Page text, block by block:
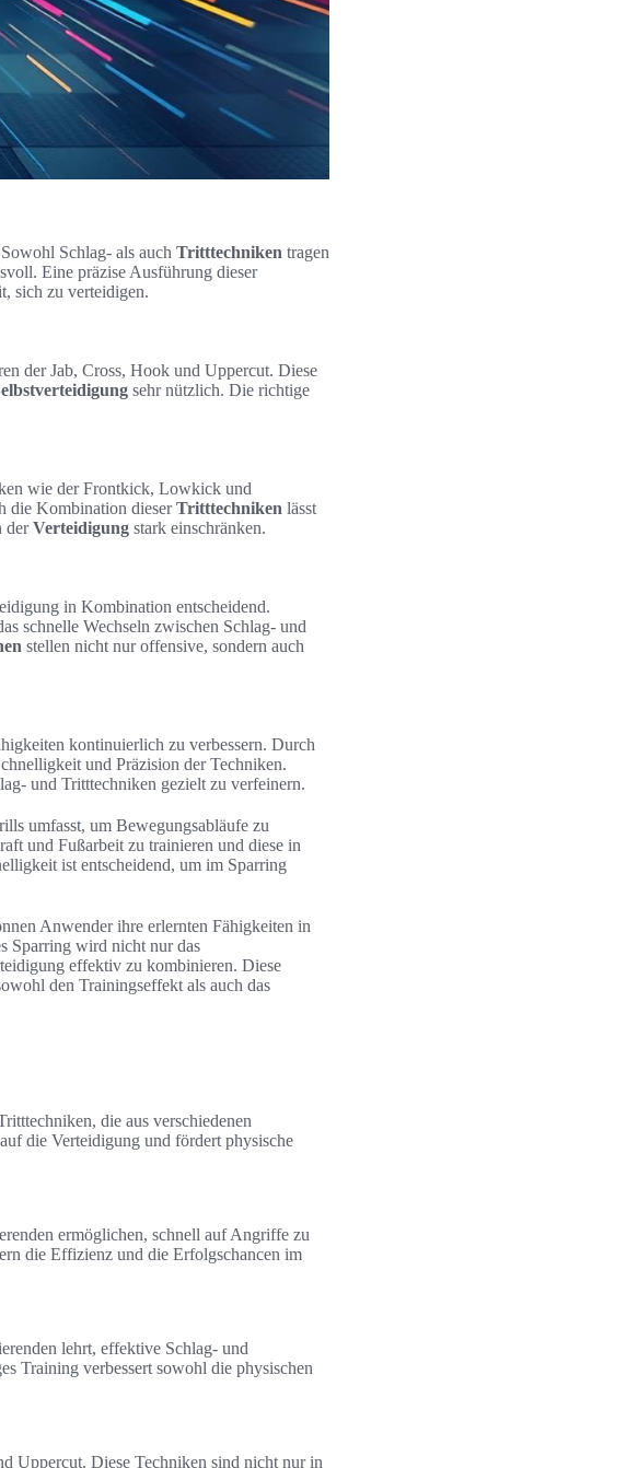
Schlag- als auch Tritttechniken tragen
Eine präzise Ausführung dieser
sich zu verteidigen.
der Jab, Cross, Hook und Uppercut. Diese
sehr nützlich. Die richtige
wie der Frontkick, Lowkick und
die Kombination dieserTritttechniken lässt
derVerteidigung stark einschränken.
in Kombination entscheidend.
schnelle Wechseln zwischen Schlag- und
stellen nicht nur offensive, sondern auch
kontinuierlich zu verbessern. Durch
und Präzision der Techniken.
und Tritttechniken gezielt zu verfeinern.
umfasst, um Bewegungsabläufe zu
und Fußarbeit zu trainieren und diese in
ist entscheidend, um im Sparring
Anwender ihre erlernten Fähigkeiten in
Sparring wird nicht nur das
effektiv zu kombinieren. Diese
den Trainingseffekt als auch das
die aus verschiedenen
die Verteidigung und fördert physische
ermöglichen, schnell auf Angriffe zu
die Effizienz und die Erfolgschancen im
lehrt, effektive Schlag- und
Training verbessert sowohl die physischen
Uppercut. Diese Techniken sind nicht nur in